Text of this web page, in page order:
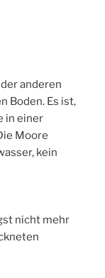
anderen
Boden. Es ist,
in einer
Moore
kein
nicht mehr